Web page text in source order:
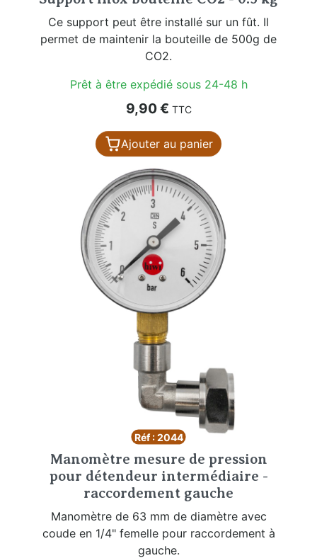
Ce support peut être installé sur un fût. Il
permet de maintenir la bouteille de 500g de
CO2.
Prêt à être expédié sous 24-48 h
Prix
9,90 € TTC
Ajouter au panier
Réf : 2044
Manomètre mesure de pression
pour détendeur intermédiaire -
raccordement gauche
Manomètre de 63 mm de diamètre avec
coude en 1/4" femelle pour raccordement à
gauche.